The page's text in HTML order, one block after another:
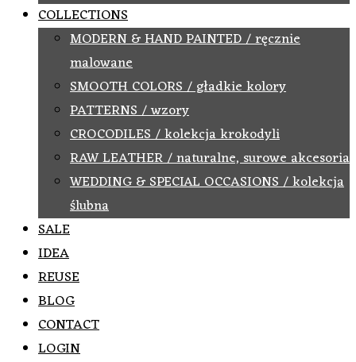
COLLECTIONS
MODERN & HAND PAINTED / ręcznie
malowane
SMOOTH COLORS / gładkie kolory
PATTERNS / wzory
CROCODILES / kolekcja krokodyli
RAW LEATHER / naturalne, surowe akcesoria
WEDDING & SPECIAL OCCASIONS / kolekcja
ślubna
SALE
IDEA
REUSE
BLOG
CONTACT
LOGIN